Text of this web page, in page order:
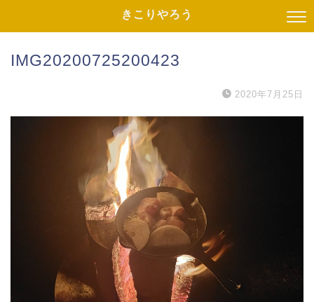
きこりやろう
IMG20200725200423
2020年7月25日